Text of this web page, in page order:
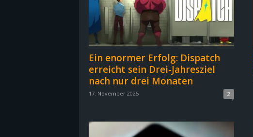
e
r
l
Ein enormer Erfolg: Dispatch
erreicht sein Drei-Jahresziel
nach nur drei Monaten
17. November 2025 2